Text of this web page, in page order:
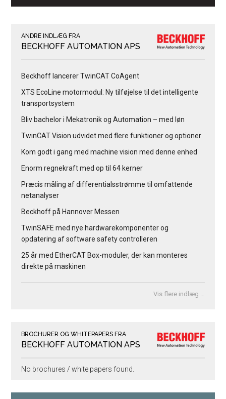
ANDRE INDLÆG FRA
BECKHOFF AUTOMATION APS
Beckhoff lancerer TwinCAT CoAgent
XTS EcoLine motormodul: Ny tilføjelse til det intelligente
transportsystem
Bliv bachelor i Mekatronik og Automation – med løn
TwinCAT Vision udvidet med flere funktioner og optioner
Kom godt i gang med machine vision med denne enhed
Enorm regnekraft med op til 64 kerner
Præcis måling af differentialsstrømme til omfattende
netanalyser
Beckhoff på Hannover Messen
TwinSAFE med nye hardwarekomponenter og
opdatering af software safety controlleren
25 år med EtherCAT Box-moduler, der kan monteres
direkte på maskinen
Vis flere indlæg …
BROCHURER OG WHITEPAPERS FRA
BECKHOFF AUTOMATION APS
No brochures / white papers found.